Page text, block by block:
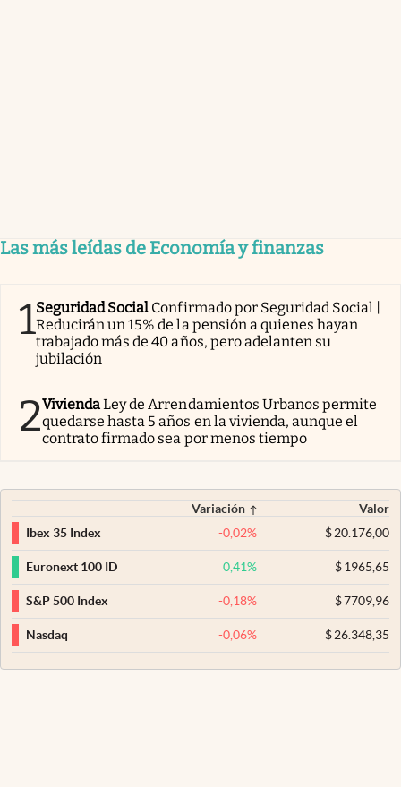
Las más leídas de Economía y finanzas
1Seguridad Social Confirmado por Seguridad Social |
Reducirán un 15% de la pensión a quienes hayan
trabajado más de 40 años, pero adelanten su
jubilación
2ViviendaLey de Arrendamientos Urbanos permite
quedarse hasta 5 años en la vivienda, aunque el
contrato firmado sea por menos tiempo
Variación
Valor
Ibex 35 Index
-0,02% $20.176,00
Euronext 100 ID 0,41% $1965,65
S&P 500 Index -0,18% $7709,96
Nasdaq -0,06% $26.348,35